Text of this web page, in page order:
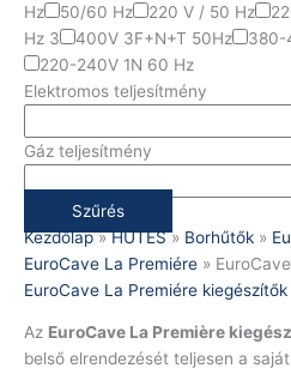
Hz
50/60 Hz 220 V / 50 Hz
Hz 3
400V 3F+N+T 50Hz 380-
220-240V 1N 60 Hz
Elektromos teljesítmény
Gáz teljesítmény
Szűrés
Kezdőlap»HŰTÉS» Borhűtők »
EuroCave La Premiére »
EuroCave La Premiére kiegészítők
Az EuroCave La Première
belső elrendezését teljesen a